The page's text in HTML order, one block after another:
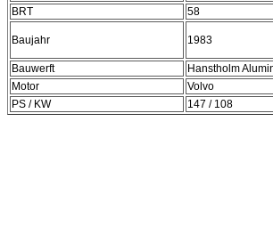
BRT
58
Baujahr 1983
Bauwerft
Hanstholm
Motor
Volvo
PS / KW
147 / 108